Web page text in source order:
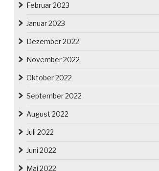
Februar 2023
Januar 2023
Dezember 2022
November 2022
Oktober 2022
September 2022
August 2022
Juli 2022
Juni 2022
Mai 2022